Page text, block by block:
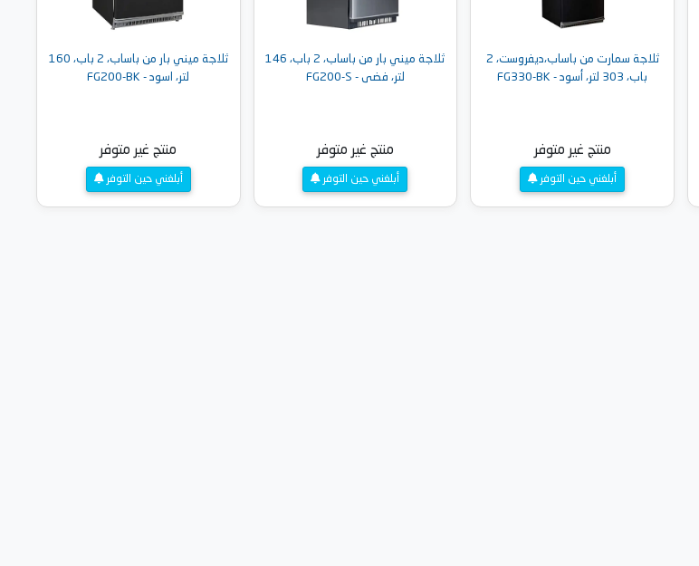
ثلاجة سمارت من باساب،ديفروست، 2
باب، 303 لتر، أسود - FG330-BK
منتج غير متوفر
أبلغني حين التوفر
ثلاجة ميني بار من باساب، 2 باب، 146
لتر، فضى - FG200-S
منتج غير متوفر
أبلغني حين التوفر
ثلاجة ميني بار من باساب، 2 باب، 160
لتر، اسود - FG200-BK
منتج غير متوفر
أبلغني حين التوفر